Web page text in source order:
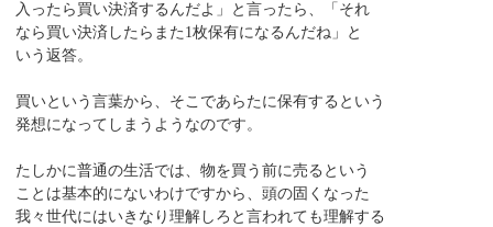
入ったら買い決済するんだよ」と言ったら、「それ
なら買い決済したらまた1枚保有になるんだね」と
いう返答。
買いという言葉から、そこであらたに保有するという
発想になってしまうようなのです。
たしかに普通の生活では、物を買う前に売るという
ことは基本的にないわけですから、頭の固くなった
我々世代にはいきなり理解しろと言われても理解する